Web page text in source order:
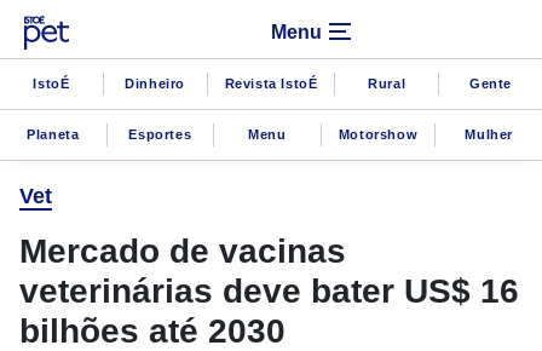
Menu
IstoÉ Dinheiro Revista IstoÉ Rural Gente
Planeta Esportes Menu Motorshow Mulher
Vet
Mercado de vacinas
veterinárias deve bater US$ 16
bilhões até 2030